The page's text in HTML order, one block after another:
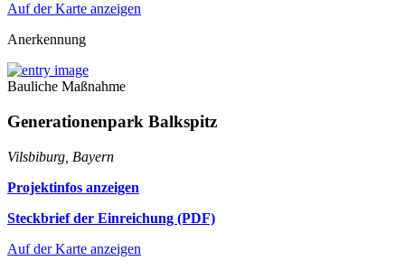
Auf der Karte anzeigen
Anerkennung
Bauliche Maßnahme
Generationenpark Balkspitz
Vilsbiburg, Bayern
Projektinfos anzeigen
Steckbrief der Einreichung (PDF)
Auf der Karte anzeigen